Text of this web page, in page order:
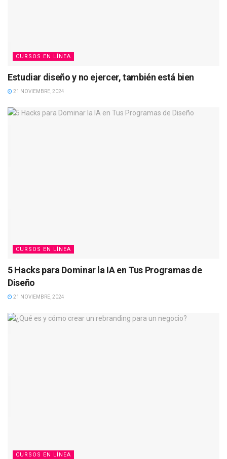
CURSOS EN LÍNEA
Estudiar diseño y no ejercer, también está bien
21 NOVIEMBRE, 2024
CURSOS EN LÍNEA
5 Hacks para Dominar la IA en Tus Programas de
Diseño
21 NOVIEMBRE, 2024
CURSOS EN LÍNEA